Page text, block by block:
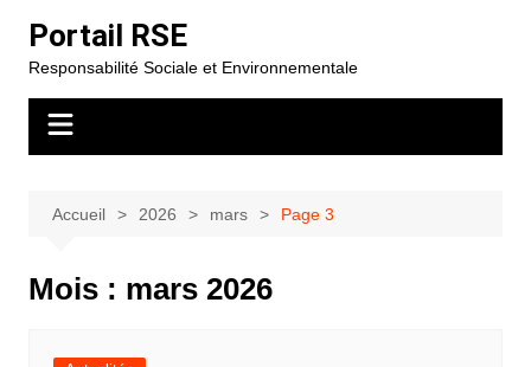
contenu
Portail RSE
Responsabilité Sociale et Environnementale
Accueil 2026 mars Page 3
Mois : mars 2026